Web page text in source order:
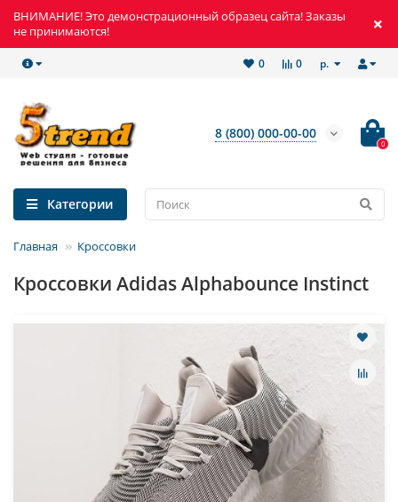
ВНИМАНИЕ! Это демонстрационный образец сайта! Заказы
не принимаются!
р.
0
0
8 (800) 000-00-00
0
Категории
Главная Кроссовки
Кроссовки Adidas Alphabounce Instinct